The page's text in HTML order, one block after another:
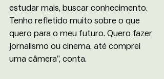
estudar mais, buscar conhecimento.
Tenho refletido muito sobre o que
quero para o meu futuro. Quero fazer
jornalismo ou cinema, até comprei
uma câmera”, conta.